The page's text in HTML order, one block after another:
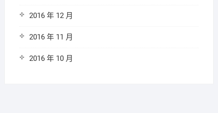
2016 年 12 月
2016 年 11 月
2016 年 10 月